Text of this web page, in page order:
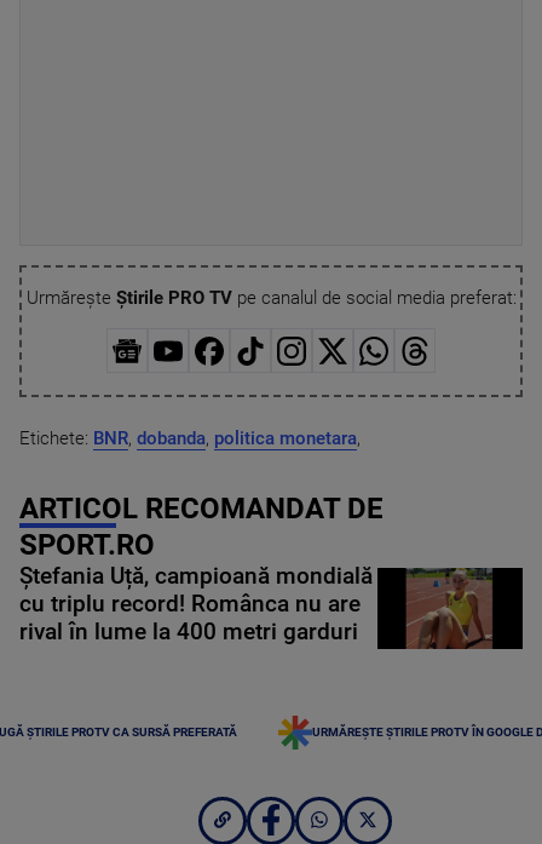
Urmărește Știrile PRO TVpe canalul de social media preferat:
Etichete: BNR, dobanda, politica monetara,
ARTICOL RECOMANDAT DE
SPORT.RO
Ștefania Uță, campioană mondială
cu triplu record! Românca nu are
rival în lume la 400 metri garduri
ȘTIRILE PROTV CA SURSĂ PREFERATĂ URMĂREȘTE ȘTIRILE PROTV ÎN GOOGLE